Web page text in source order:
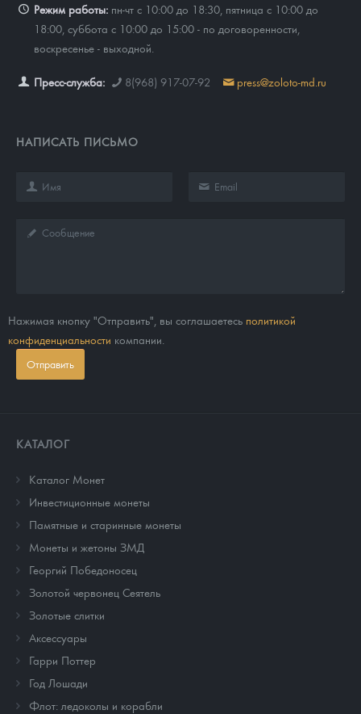
Режим работы: пн-чт с 10:00 до 18:30, пятница с 10:00 до
18:00, суббота с 10:00 до 15:00 - по договоренности,
воскресенье - выходной.
Пресс-служба: 8(968) 917-07-92 press@zoloto-md.ru
НАПИСАТЬ ПИСЬМО
Нажимая кнопку "Отправить", вы соглашаетесь политикой
конфиденциальности компании.
Отправить
КАТАЛОГ
Каталог Монет
Инвестиционные монеты
Памятные и старинные монеты
Монеты и жетоны ЗМД
Георгий Победоносец
Золотой червонец Сеятель
Золотые слитки
Аксессуары
Гарри Поттер
Год Лошади
Флот: ледоколы и корабли